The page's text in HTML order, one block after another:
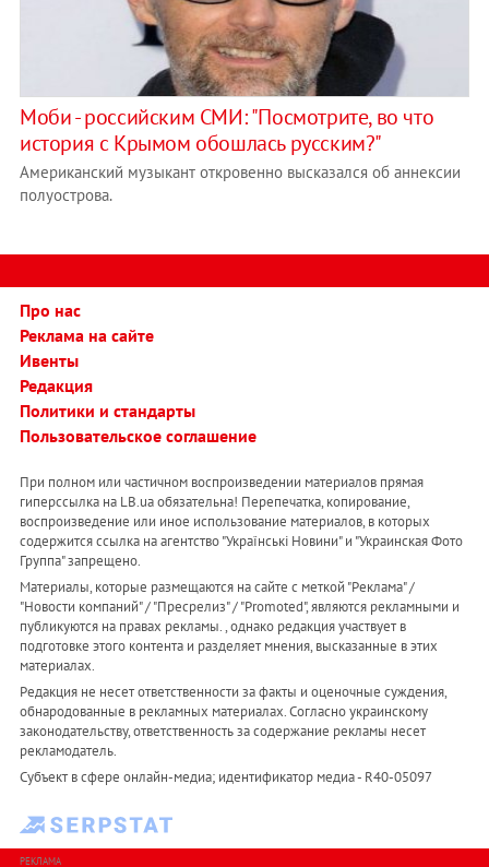
Моби - российским СМИ: "Посмотрите, во что
история с Крымом обошлась русским?"
Американский музыкант откровенно высказался об аннексии
полуострова.
Про нас
Реклама на сайте
Ивенты
Редакция
Политики и стандарты
Пользовательское соглашение
При полном или частичном воспроизведении материалов прямая
гиперссылка на LB.ua обязательна! Перепечатка, копирование,
воспроизведение или иное использование материалов, в которых
содержится ссылка на агентство "Українськi Новини" и "Украинская Фото
Группа" запрещено.
Материалы, которые размещаются на сайте с меткой "Реклама" /
"Новости компаний" / "Пресрелиз" / "Promoted", являются рекламными и
публикуются на правах рекламы. , однако редакция участвует в
подготовке этого контента и разделяет мнения, высказанные в этих
материалах.
Редакция не несет ответственности за факты и оценочные суждения,
обнародованные в рекламных материалах. Согласно украинскому
законодательству, ответственность за содержание рекламы несет
рекламодатель.
Субъект в сфере онлайн-медиа; идентификатор медиа - R40-05097
РЕКЛАМА